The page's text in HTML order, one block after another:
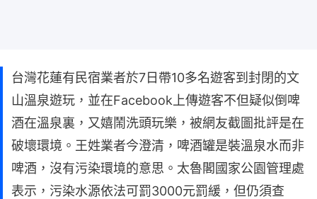
台灣花蓮有民宿業者於7日帶10多名遊客到封閉的文
山溫泉遊玩，並在Facebook上傳遊客不但疑似倒啤
酒在溫泉裏，又嬉鬧洗頭玩樂，被網友截圖批評是在
破壞環境。王姓業者今澄清，啤酒罐是裝溫泉水而非
啤酒，沒有污染環境的意思。太魯閣國家公園管理處
表示，污染水源依法可罰3000元罰緩，但仍須查